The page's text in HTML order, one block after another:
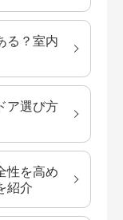
る？室内
ア選び方
性を高め
紹介